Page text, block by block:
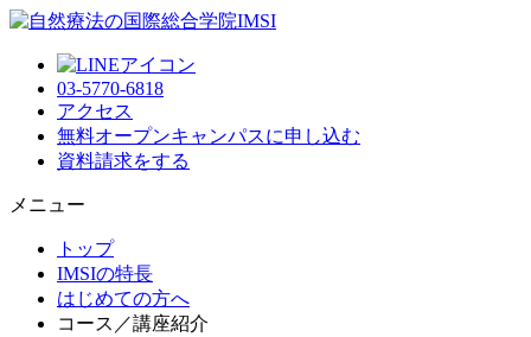
03-5770-6818
アクセス
無料オープンキャンパスに申し込む
資料請求をする
メニュー
トップ
IMSIの特長
はじめての方へ
コース／講座紹介